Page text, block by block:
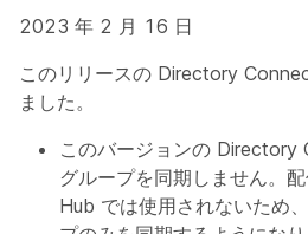
2023 年 2 月 16 日
このリリースの Directory
ました。
このバージョンの Directory
グループを同期しません。
Hub では使用されないため